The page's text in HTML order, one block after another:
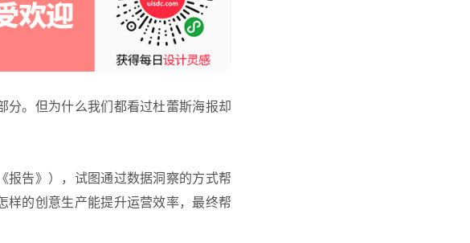
。但为什么我们都看过杜蕾斯海报却
告》），试图通过数据洞察的方式帮
的创意生产能提升运营效率，最终帮